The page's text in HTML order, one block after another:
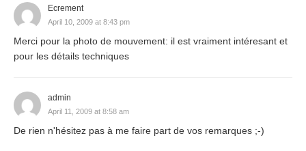
Ecrement
April 10, 2009 at 8:43 pm
Merci pour la photo de mouvement: il est vraiment intéresant et
pour les détails techniques
admin
April 11, 2009 at 8:58 am
De rien n'hésitez pas à me faire part de vos remarques ;-)